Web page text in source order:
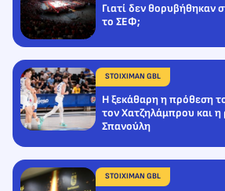
Γιατί δεν θορυβήθηκαν
το ΣΕΦ;
STOIXIMAN GBL
Η ξεκάθαρη η πρόθεση
τον Χατζηλάμπρου και η
Σπανούλη
STOIXIMAN GBL